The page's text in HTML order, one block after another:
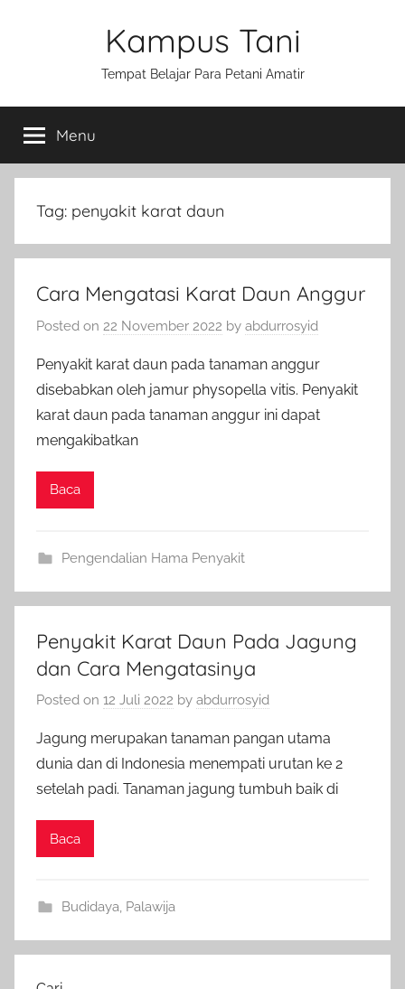
Kampus Tani
Tempat Belajar Para Petani Amatir
Menu
Tag: penyakit karat daun
Cara Mengatasi Karat Daun Anggur
Posted on 22 November 2022 by abdurrosyid
Penyakit karat daun pada tanaman anggur
disebabkan oleh jamur physopella vitis. Penyakit
karat daun pada tanaman anggur ini dapat
mengakibatkan
Baca
Pengendalian Hama Penyakit
Penyakit Karat Daun Pada Jagung
dan Cara Mengatasinya
Posted on 12 Juli 2022 by abdurrosyid
Jagung merupakan tanaman pangan utama
dunia dan di Indonesia menempati urutan ke 2
setelah padi. Tanaman jagung tumbuh baik di
Baca
Budidaya, Palawija